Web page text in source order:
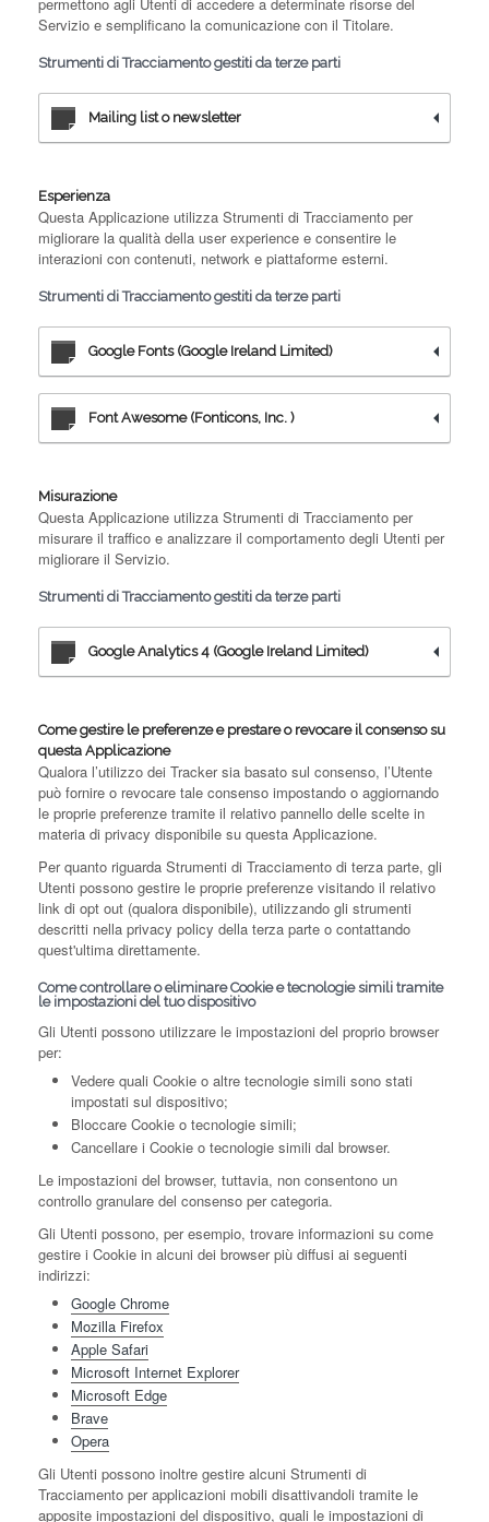
Servizio e semplificano la comunicazione con il Titolare.
Strumenti di Tracciamento gestiti da terze parti
Mailing list o newsletter
Esperienza
Questa Applicazione utilizza Strumenti di Tracciamento per
migliorare la qualità della user experience e consentire le
interazioni con contenuti, network e piattaforme esterni.
Strumenti di Tracciamento gestiti da terze parti
Google Fonts (Google Ireland Limited)
Font Awesome (Fonticons, Inc. )
Misurazione
Questa Applicazione utilizza Strumenti di Tracciamento per
misurare il traffico e analizzare il comportamento degli Utenti per
migliorare il Servizio.
Strumenti di Tracciamento gestiti da terze parti
Google Analytics 4 (Google Ireland Limited)
Come gestire le preferenze e prestare o revocare il consenso su
questa Applicazione
Qualora l’utilizzo dei Tracker sia basato sul consenso, l’Utente
può fornire o revocare tale consenso impostando o aggiornando
le proprie preferenze tramite il relativo pannello delle scelte in
materia di privacy disponibile su questa Applicazione.
Per quanto riguarda Strumenti di Tracciamento di terza parte, gli
Utenti possono gestire le proprie preferenze visitando il relativo
link di opt out (qualora disponibile), utilizzando gli strumenti
descritti nella privacy policy della terza parte o contattando
quest'ultima direttamente.
Come controllare o eliminare Cookie e tecnologie simili tramite
le impostazioni del tuo dispositivo
Gli Utenti possono utilizzare le impostazioni del proprio browser
per:
Vedere quali Cookie o altre tecnologie simili sono stati
impostati sul dispositivo;
Bloccare Cookie o tecnologie simili;
Cancellare i Cookie o tecnologie simili dal browser.
Le impostazioni del browser, tuttavia, non consentono un
controllo granulare del consenso per categoria.
Gli Utenti possono, per esempio, trovare informazioni su come
gestire i Cookie in alcuni dei browser più diffusi ai seguenti
indirizzi:
Google Chrome
Mozilla Firefox
Apple Safari
Microsoft Internet Explorer
Microsoft Edge
Brave
Opera
Gli Utenti possono inoltre gestire alcuni Strumenti di
Tracciamento per applicazioni mobili disattivandoli tramite le
apposite impostazioni del dispositivo, quali le impostazioni di